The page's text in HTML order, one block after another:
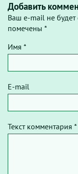
Добавить
Ваш e-mail не будет
помечены *
Имя *
E-mail
Текст комментария *